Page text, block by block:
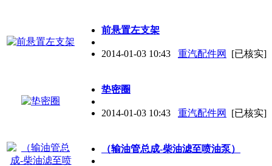
前悬置左支架
2014-01-03 10:43 重汽配件网 [已核实]
垫密圈
2014-01-03 10:43 重汽配件网 [已核实]
（输油管总成-柴油滤至喷油泵）